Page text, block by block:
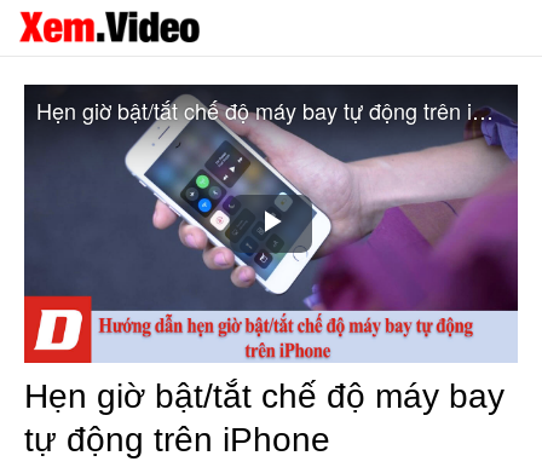
Play
Video
Hẹn giờ bật/tắt chế độ máy bay tự động trên iPhone
Hẹn giờ bật/tắt chế độ máy bay
tự động trên iPhone